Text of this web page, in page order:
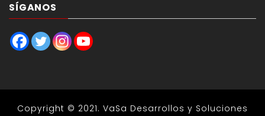
SÍGANOS
Copyright © 2021. VaSa Desarrollos y Soluciones